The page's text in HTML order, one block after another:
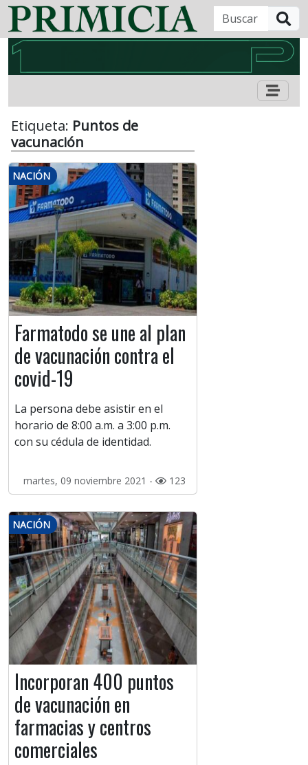
Etiqueta: Puntos de
vacunación
NACIÓN
Farmatodo se une al plan
de vacunación contra el
covid-19
La persona debe asistir en el
horario de 8:00 a.m. a 3:00 p.m.
con su cédula de identidad.
martes, 09 noviembre 2021 - 123
NACIÓN
Incorporan 400 puntos
de vacunación en
farmacias y centros
comerciales